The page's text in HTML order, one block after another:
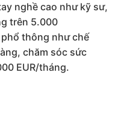
nghề cao như kỹ sư,
trên 5.000
thông như chế
chăm sóc sức
EUR/tháng.